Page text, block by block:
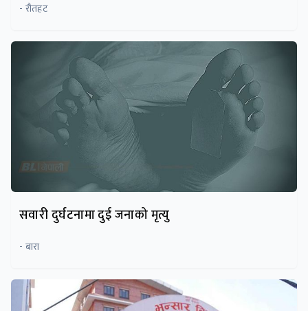
- रौतहट
सवारी दुर्घटनामा दुई जनाको मृत्यु
- बारा